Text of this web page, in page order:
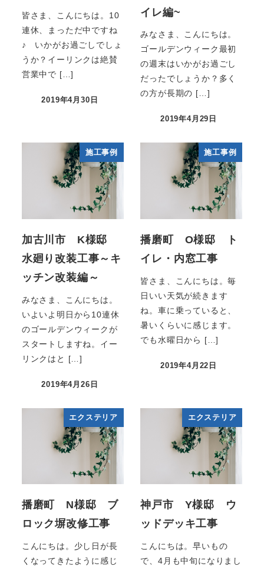
皆さま、こんにちは。10
連休、まっただ中ですね
♪ いかがお過ごしでしょ
うか？イーリンクは絶賛
営業中で […]
2019年4月30日
イレ編~
みなさま、こんにちは。
ゴールデンウィーク最初
の週末はいかがお過ごし
だったでしょうか？多く
の方が長期の […]
2019年4月29日
施工事例
加古川市 K様邸
水廻り改装工事～キ
ッチン改装編～
みなさま、こんにちは。
いよいよ明日から10連休
のゴールデンウィークが
スタートしますね。イー
リンクはと […]
2019年4月26日
施工事例
播磨町 O様邸 ト
イレ・内窓工事
皆さま、こんにちは。毎
日いい天気が続きます
ね。車に乗っていると、
暑いくらいに感じます。
でも水曜日から […]
2019年4月22日
エクステリア
播磨町 N様邸 ブ
ロック塀改修工事
こんにちは。少し日が長
くなってきたように感じ
エクステリア
神戸市 Y様邸 ウ
ッドデッキ工事
こんにちは。早いもの
で、4月も中旬になりまし